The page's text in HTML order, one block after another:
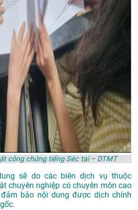
công chứng tiếng Séc tại – DTMT
sẽ do các biên dịch vụ thuộc
chuyên nghiệp có chuyên môn cao
bảo nội dung được dịch chính